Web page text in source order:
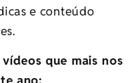
e conteúdo
que mais nos